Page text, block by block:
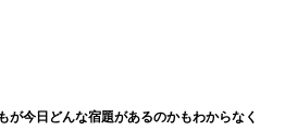
が今日どんな宿題があるのかもわからなく